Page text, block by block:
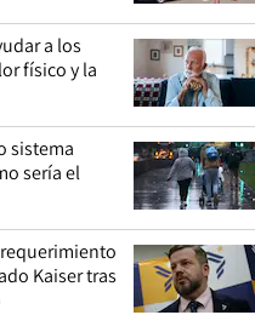
a los
físico y la
sistema
sería el
Kaiser tras